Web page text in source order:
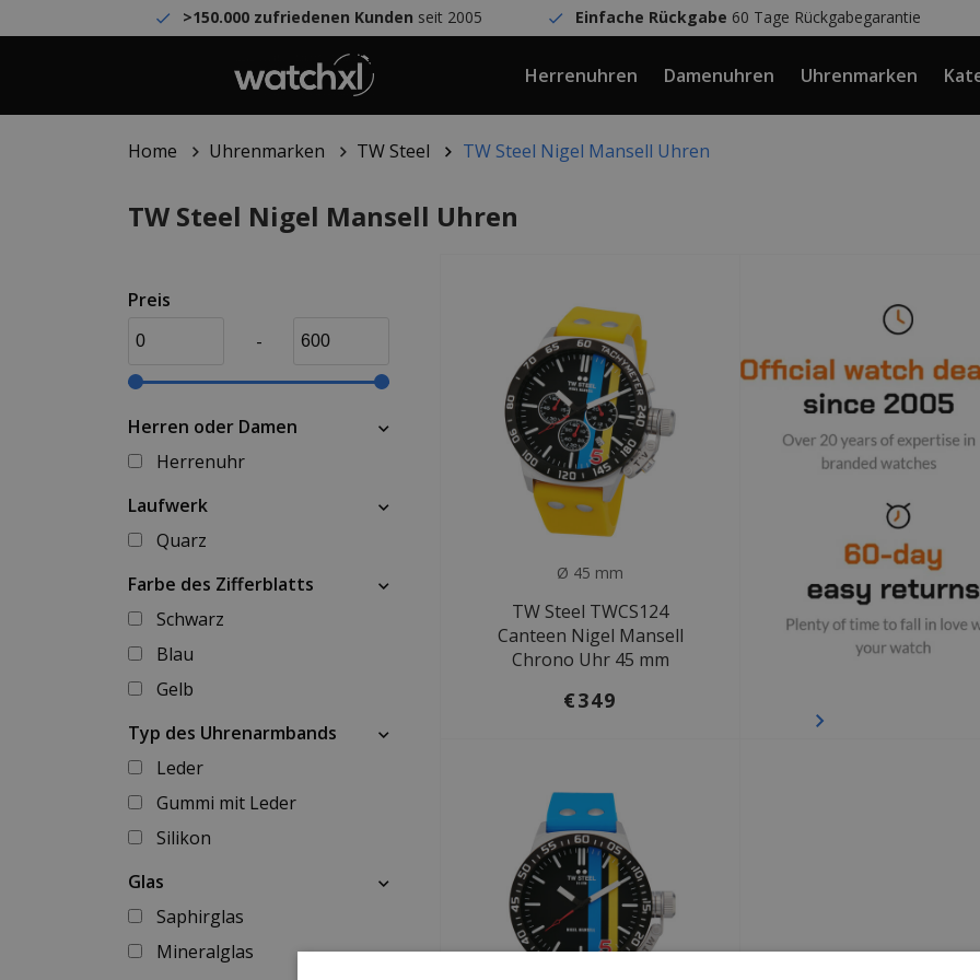
>150.000 zufriedenen Kunden seit 2005 Einfache Rückgabe 60 Tage Rückgabegarantie
Herrenuhren Damenuhren Uhrenmarken
Home Uhrenmarken TW Steel TW Steel Nigel Mansell Uhren
TW Steel Nigel Mansell Uhren
Preis
-
Herren oder Damen
Herrenuhr
Laufwerk
Quarz
Farbe des Zifferblatts
Schwarz
Blau
Gelb
Typ des Uhrenarmbands
Leder
Gummi mit Leder
Silikon
Glas
Saphirglas
Mineralglas
Ø 45 mm
TW Steel TWCS124
Canteen Nigel Mansell
Chrono Uhr 45 mm
€349